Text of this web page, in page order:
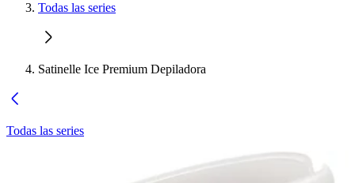
Todas las series
Satinelle Ice Premium Depiladora
Todas las series